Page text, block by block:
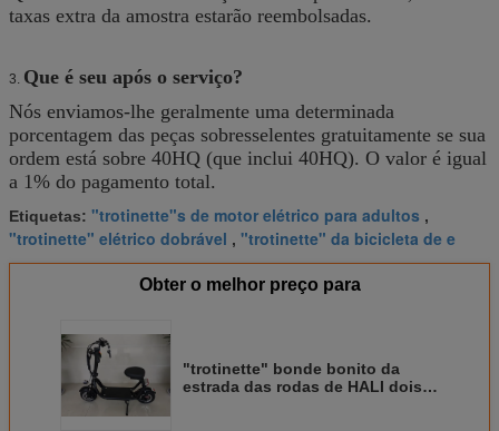
taxas extra da amostra estarão reembolsadas.
3. Que é seu após o serviço?
Nós enviamos-lhe geralmente uma determinada
porcentagem das peças sobresselentes gratuitamente se sua
ordem está sobre 40HQ (que inclui 40HQ). O valor é igual
a 1% do pagamento total.
Etiquetas: "trotinette"s de motor elétrico para adultos ,
"trotinette" elétrico dobrável , "trotinette" da bicicleta de e
Obter o melhor preço para
"trotinette" bonde bonito da
estrada das rodas de HALI dois